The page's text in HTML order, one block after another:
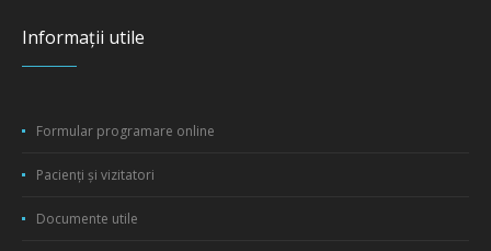
Informații utile
Formular programare online
Pacienți și vizitatori
Documente utile